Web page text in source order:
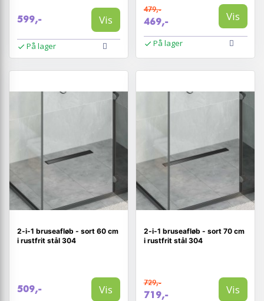
599,- Vis
På lager
479,-
469,- Vis
På lager
2-i-1 bruseafløb - sort 60 cm
i rustfrit stål 304
509,- Vis
2-i-1 bruseafløb - sort 70 cm
i rustfrit stål 304
729,-
719,- Vis